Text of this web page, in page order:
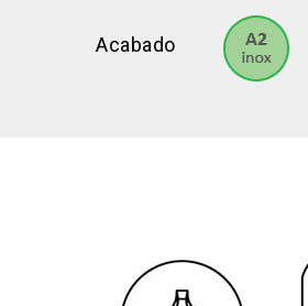
Acabado